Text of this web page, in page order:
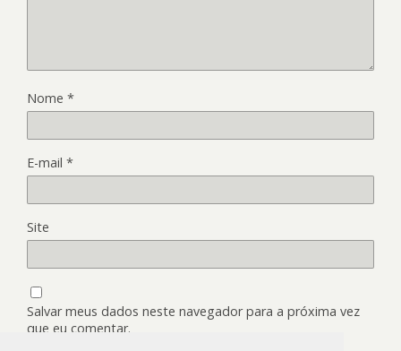
Nome *
E-mail *
Site
Salvar meus dados neste navegador para a próxima vez
que eu comentar.